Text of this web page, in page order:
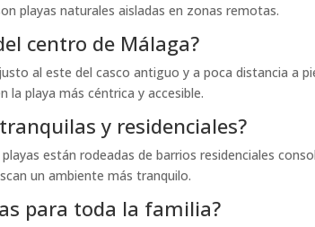
playas naturales aisladas en zonas remotas.
centro de Málaga?
al este del casco antiguo y a poca distancia a
la playa más céntrica y accesible.
y residenciales?
están rodeadas de barrios residenciales
un ambiente más tranquilo.
para toda la familia?